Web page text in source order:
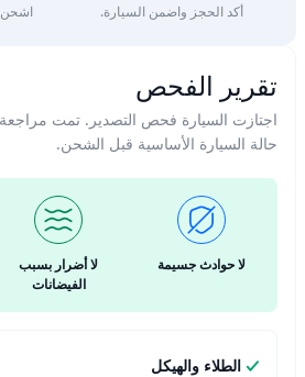
أكد الحجز واضمن السيارة. اشحن
تقرير الفحص
اجتازت السيارة فحص التصدير. تمت
حالة السيارة الأساسية قبل الشحن.
لا حوادث جسيمة
لا أضرار بسبب
الفيضانات
الطلاء والهيكل